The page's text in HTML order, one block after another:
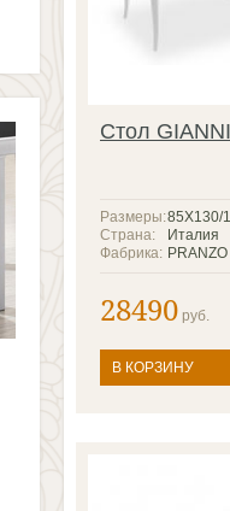
Стол GIANNI
85Х130/
Размеры:
Италия
Страна:
PRANZO
Фабрика:
28490 руб.
В КОРЗИНУ